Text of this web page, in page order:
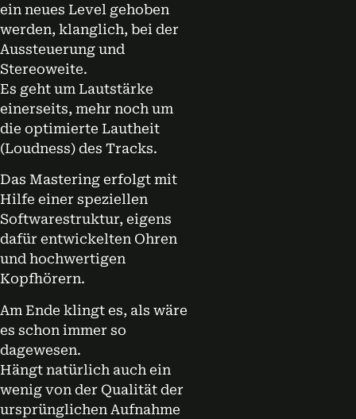
ein neues Level gehoben
werden, klanglich, bei der
Aussteuerung und
Stereoweite.
Es geht um Lautstärke
einerseits, mehr noch um
die optimierte Lautheit
(Loudness) des Tracks.
Das Mastering erfolgt mit
Hilfe einer speziellen
Softwarestruktur, eigens
dafür entwickelten Ohren
und hochwertigen
Kopfhörern.
Am Ende klingt es, als wäre
es schon immer so
dagewesen.
Hängt natürlich auch ein
wenig von der Qualität der
ursprünglichen Aufnahme